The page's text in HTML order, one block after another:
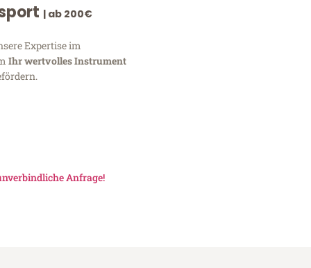
| ab 200€
Expertise im
Ihr wertvolles Instrument
Anfrage!